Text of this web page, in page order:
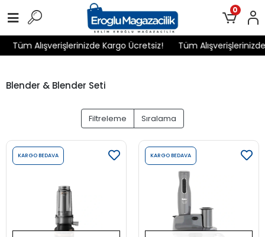
Tüm Alışverişlerinizde Kargo Ücretsiz! Tüm
0
Blender & Blender Seti
Filtreleme Sıralama
KARGO BEDAVA KARGO BEDAVA